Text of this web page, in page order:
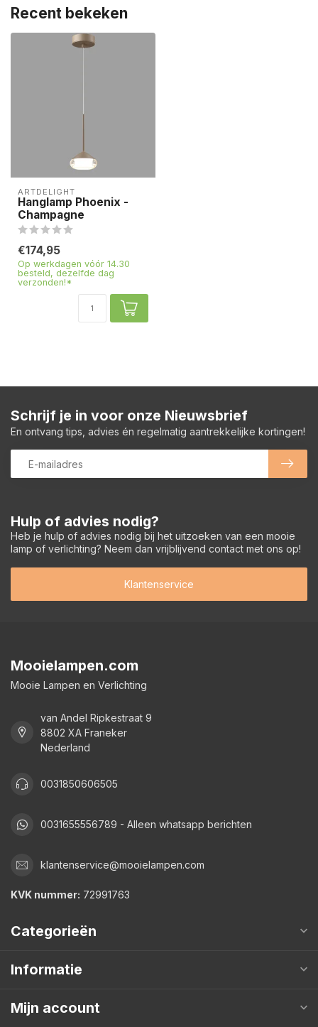
Recent bekeken
ARTDELIGHT
Hanglamp Phoenix -
Champagne
€174,95
Op werkdagen vóór 14.30
besteld, dezelfde dag
verzonden!*
Hulp of advies nodig?
Heb je hulp of advies nodig bij het uitzoeken van een mooie
lamp of verlichting? Neem dan vrijblijvend contact met ons op!
Klantenservice
Schrijf je in voor onze Nieuwsbrief
En ontvang tips, advies én regelmatig aantrekkelijke kortingen!
Mooielampen.com
Mooie Lampen en Verlichting
van Andel Ripkestraat 9
8802 XA Franeker
Nederland
0031850606505
0031655556789 - Alleen whatsapp berichten
klantenservice@mooielampen.com
KVK nummer: 72991763
Categorieën
Informatie
Mijn account